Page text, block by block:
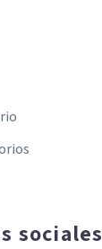
sociales